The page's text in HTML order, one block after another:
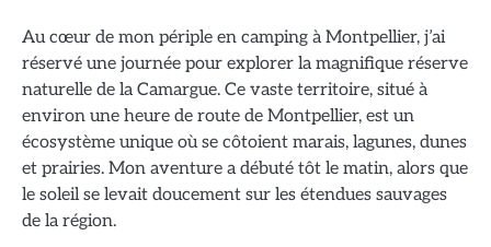
Au cœur de mon périple en camping à Montpellier, j’ai
réservé une journée pour explorer la magnifique réserve
naturelle de la Camargue. Ce vaste territoire, situé à
environ une heure de route de Montpellier, est un
écosystème unique où se côtoient marais, lagunes, dunes
et prairies. Mon aventure a débuté tôt le matin, alors que
le soleil se levait doucement sur les étendues sauvages
de la région.